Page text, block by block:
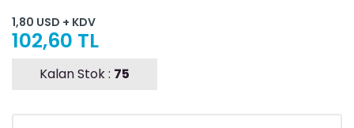
1,80 USD + KDV
102,60 TL
Kalan Stok : 75